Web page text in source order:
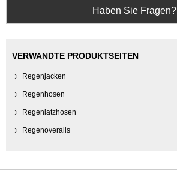
Haben Sie Fragen?
VERWANDTE PRODUKTSEITEN
Regenjacken
Regenhosen
Regenlatzhosen
Regenoveralls